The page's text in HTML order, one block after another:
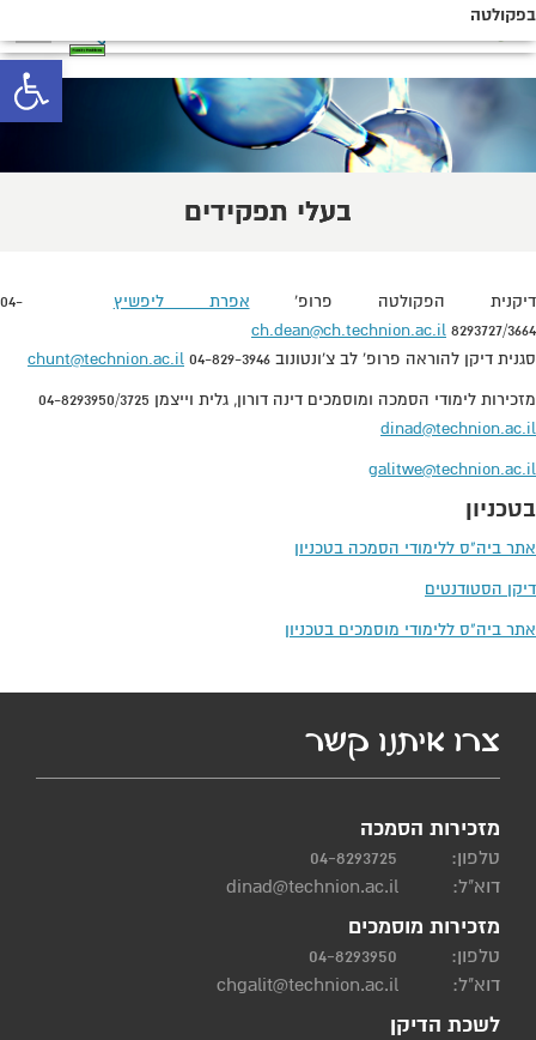
בעלי תפקידים
בפקולטה
דיקנית הפקולטה פרופ' אפרת ליפשיץ
04-
8293727/3664
ch.dean@ch.technion.ac.il
סגנית דיקן להוראה פרופ' לב צ'ונטונוב 04-829-3946
chunt@technion.ac.il
מזכירות לימודי הסמכה ומוסמכים דינה דורון, גלית וייצמן 04-8293950/3725
dinad@technion.ac.il
galitwe@technion.ac.il
בטכניון
אתר ביה"ס ללימודי הסמכה בטכניון
דיקן הסטודנטים
אתר ביה"ס ללימודי מוסמכים בטכניון
צרו איתנו קשר
מזכירות הסמכה
טלפון:
04-8293725
דוא"ל:
dinad@technion.ac.il
מזכירות מוסמכים
טלפון:
04-8293950
דוא"ל:
chgalit@technion.ac.il
לשכת הדיקן